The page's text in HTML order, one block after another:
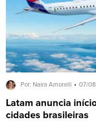
Por: Naira Amorelli 07/
Latam anuncia
cidades brasileiras